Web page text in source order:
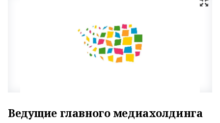
Ведущие главного медиахолдинга